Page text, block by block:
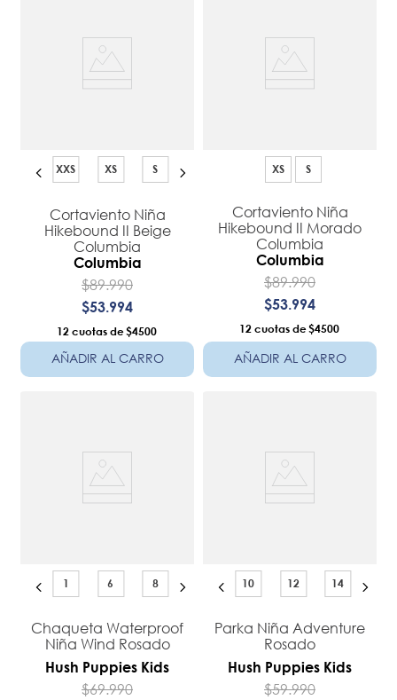
XXS XS S
Cortaviento Niña
Hikebound II Beige
Columbia
Columbia
$89.990
$53.994
12 $4500
AÑADIR AL CARRO
XS S
Cortaviento Niña
Hikebound II Morado
Columbia
Columbia
$89.990
$53.994
12 $4500
AÑADIR AL CARRO
1 6 8
Chaqueta Waterproof
Niña Wind Rosado
Hush Puppies Kids
$69.990
10 12 14
Parka Niña Adventure
Rosado
Hush Puppies Kids
$59.990